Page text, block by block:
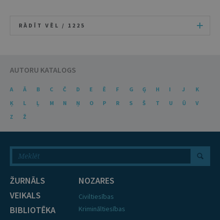
RĀDĪT VĒL / 1225
AUTORU KATALOGS
A Ā B C Č D E Ē F G Ģ H I J
K
Ķ
L Ļ M N Ņ O P R S Š T U Ū
V
Z
Ž
ŽURNĀLS
VEIKALS
BIBLIOTĒKA
NOZARES
Civiltiesības
Krimināltiesības